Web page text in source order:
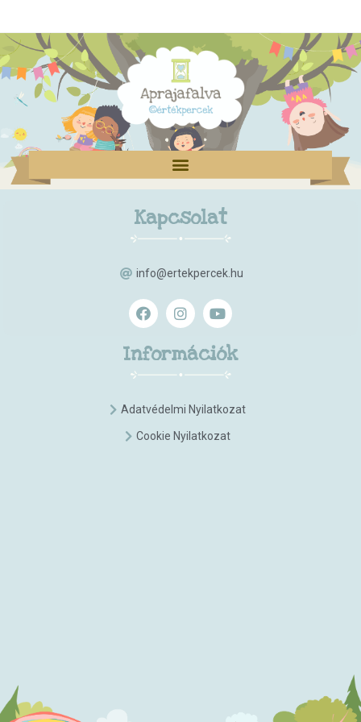
Információk
Adatvédelmi Nyilatkozat
Cookie Nyilatkozat
Kapcsolat
info@ertekpercek.hu